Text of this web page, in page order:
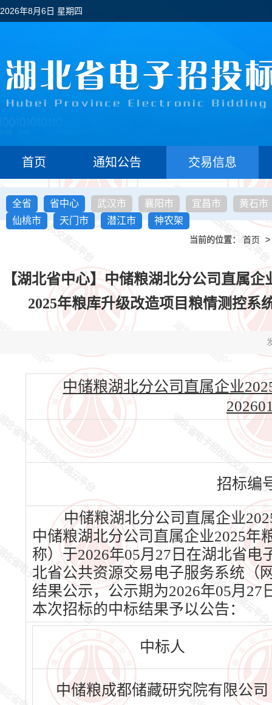
2026年8月6日 星期四
首页 通知公告 交易信息
全省 省中心 武汉市 襄阳市 宜昌市
黄石市
仙桃市
天门市 潜江市 神农架
当前的位置： 首页 >
【湖北省中心】中储粮湖北分公司直属
2025年粮库升级改造项目粮情测控系
中储粮湖北分公司直属企业
招标编
中储粮湖北分公司直属企业
中储粮湖北分公司直属企业2025年
称）于2026年05月27日在湖北省电
北省公共资源交易电子服务系统（
结果公示，公示期为2026年05月27
本次招标的中标结果予以公告：
中标人
中储粮成都储藏研究院有限公司